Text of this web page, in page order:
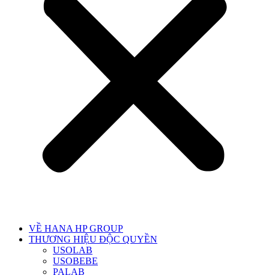
VỀ HANA HP GROUP
THƯƠNG HIỆU ĐỘC QUYỀN
USOLAB
USOBEBE
PALAB